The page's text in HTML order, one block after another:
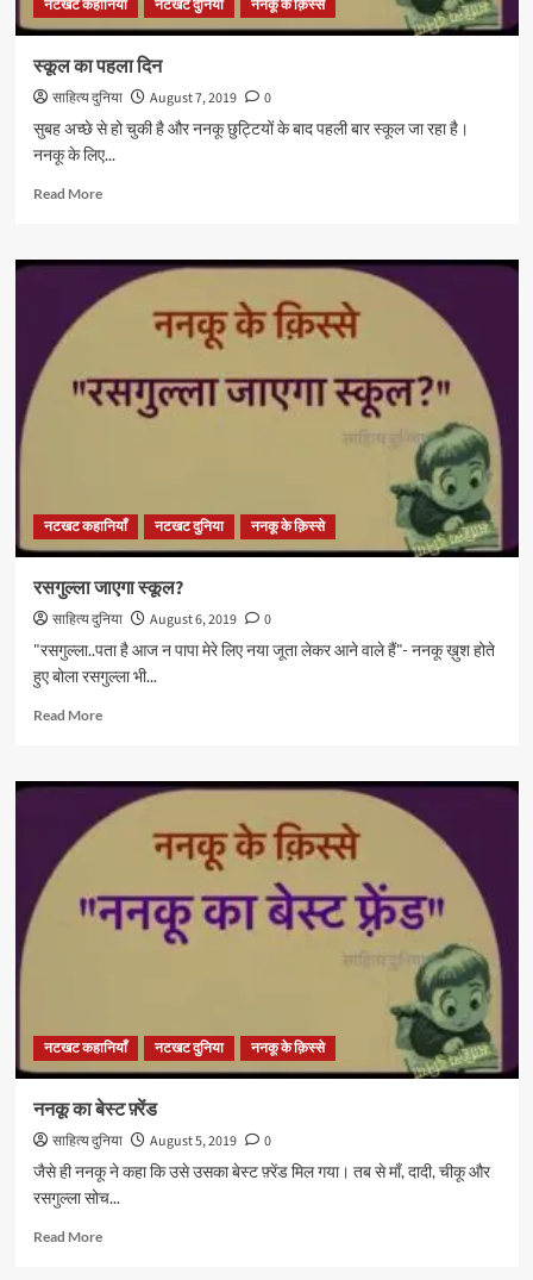
नटखट कहानियाँ नटखट दुनिया ननकू के क़िस्से
स्कूल का पहला दिन
साहित्य दुनिया August 7, 2019
0
सुबह अच्छे से हो चुकी है और ननकू छुट्टियों के बाद पहली बार स्कूल जा रहा है।
ननकू के लिए...
Read MoreRead
स्कूल
पहला
नटखट कहानियाँ नटखट दुनिया ननकू के क़िस्से
रसगुल्ला जाएगा स्कूल?
साहित्य दुनिया August 6, 2019
0
"रसगुल्ला..पता है आज न पापा मेरे लिए नया जूता लेकर आने वाले हैं"- ननकू ख़ुश होते
हुए बोला रसगुल्ला भी...
Read MoreRead
रसगुल्ला
जाएगा
स्कूल?
नटखट कहानियाँ नटखट दुनिया ननकू के क़िस्से
ननकू का बेस्ट फ़्रेंड
साहित्य दुनिया August 5, 2019
0
जैसे ही ननकू ने कहा कि उसे उसका बेस्ट फ़्रेंड मिल गया। तब से माँ, दादी, चीकू और
रसगुल्ला सोच...
Read MoreRead